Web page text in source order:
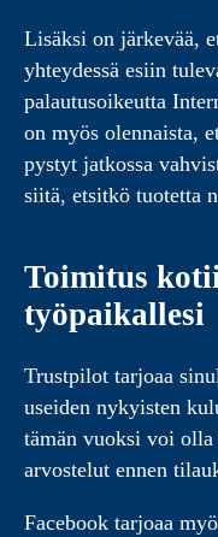
Lisäksi on järkevää,
yhteydessä esiin
palautusoikeutta
on myös olennaista,
pystyt jatkossa
siitä, etsitkö tuotetta
Toimitus
työpaikallesi
Trustpilot tarjoaa
useiden nykyisten
tämän vuoksi voi
arvostelut ennen
Facebook tarjoaa